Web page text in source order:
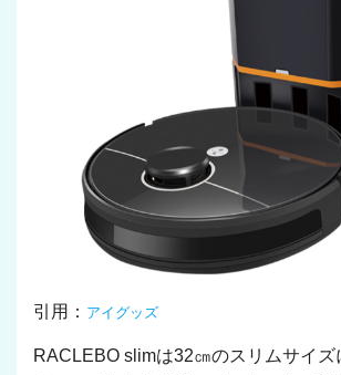
引用： アイグッズ
RACLEBO slimは32㎝のスリムサイズ